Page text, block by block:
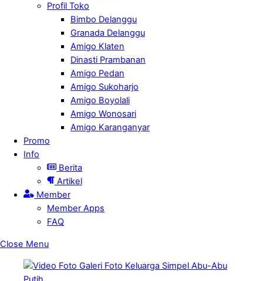
Profil Toko
Bimbo Delanggu
Granada Delanggu
Amigo Klaten
Dinasti Prambanan
Amigo Pedan
Amigo Sukoharjo
Amigo Boyolali
Amigo Wonosari
Amigo Karanganyar
Promo
Info
Berita
Artikel
Member
Member Apps
FAQ
Close Menu